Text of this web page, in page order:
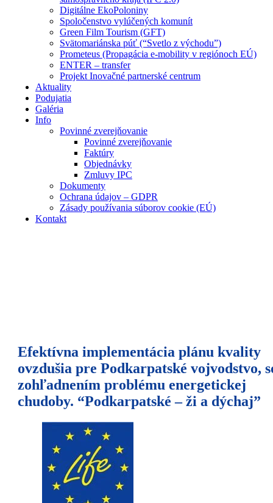
Digitálne EkoPoloniny
Spoločenstvo vylúčených komunít
Green Film Tourism (GFT)
Svätomariánska púť (“Svetlo z východu”)
Prometeus (Propagácia e-mobility v regiónoch EÚ)
ENTER – transfer
Projekt Inovačné partnerské centrum
Aktuality
Podujatia
Galéria
Info
Povinné zverejňovanie
Povinné zverejňovanie
Faktúry
Objednávky
Zmluvy IPC
Dokumenty
Ochrana údajov – GDPR
Zásady používania súborov cookie (EÚ)
Kontakt
Efektívna implementácia plánu kvality
ovzdušia pre Podkarpatské vojvodstvo,
zohľadnením problému energetickej
chudoby. “Podkarpatské – ži a dýchaj”